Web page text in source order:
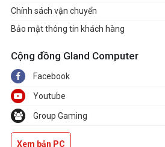
Chính sách vận chuyển
Bảo mật thông tin khách hàng
Cộng đồng Gland Computer
Facebook
Youtube
Group Gaming
Xem bản PC